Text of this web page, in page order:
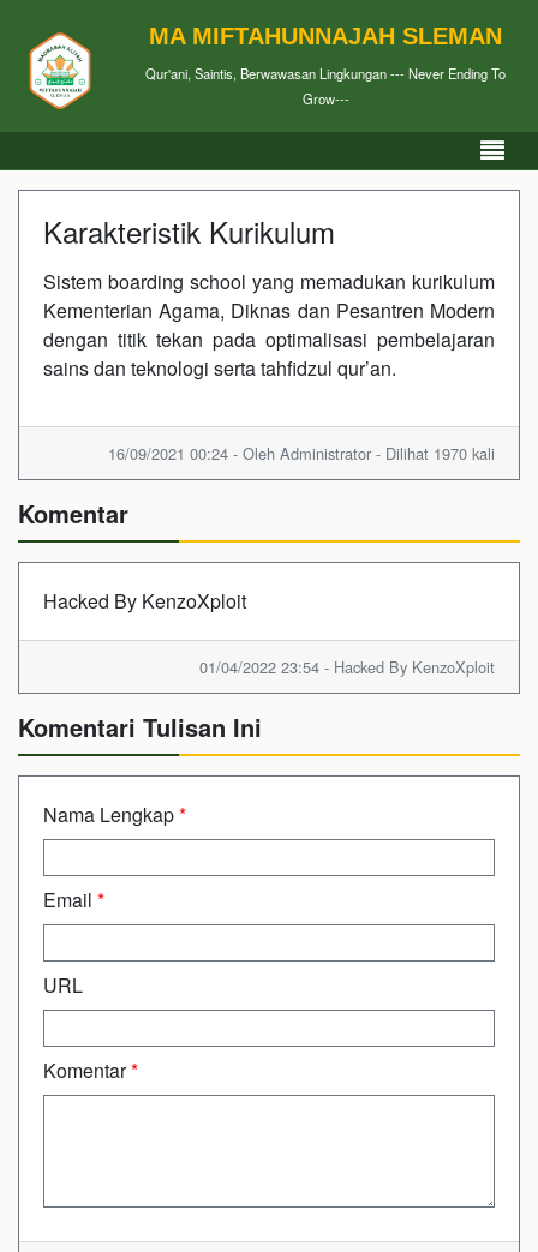
MA MIFTAHUNNAJAH SLEMAN
Qur'ani, Saintis, Berwawasan Lingkungan --- Never Ending To
Grow---
Karakteristik Kurikulum
Sistem boarding school yang memadukan kurikulum
Kementerian Agama, Diknas dan Pesantren Modern
dengan titik tekan pada optimalisasi pembelajaran
sains dan teknologi serta tahfidzul qur’an.
16/09/2021 00:24 - Oleh Administrator - Dilihat 1970 kali
Komentar
Hacked By KenzoXploit
01/04/2022 23:54 - Hacked By KenzoXploit
Komentari Tulisan Ini
Nama Lengkap*
Email *
URL
Komentar*